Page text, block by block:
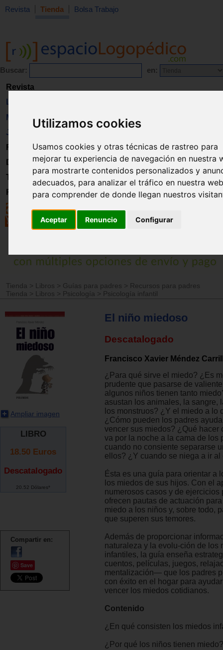
Utilizamos cookies
Usamos cookies y otras técnicas de rastreo para
mejorar tu experiencia de navegación en nuestra
para mostrarte contenidos personalizados y
adecuados, para analizar el tráfico en nuestra
para comprender de donde llegan nuestros
Aceptar Renuncio Configurar
Revista Tienda Bolsa Trabajo
Buscar: en:
Revista
Libros
Material
Juguetes
Formación
Directorio
Trabajo
Registro
Tienda > Libros > Guías para padres > Recursos para padres
Tienda
> Libros > Psicología > Psicología infantil
Ampliar imagen
LIBRO
18.50 Euros
Descatalogado
20.52 Dólares*
Compartir en:
Save
El niño miedoso
Descatalogado
Francisco Xavier Méndez
¿Para qué sirve el miedo? ¿Es
prudente que pasarse de
algunos niños tienen tanto
asustan los animales, la sangre,
los monstruos? ¿Y el miedo a lo
¿Cómo pueden los padres
vencer sus miedos? ¿Qué hacer
va por la noche a la cama de los
cuando no consiente separarse
ellos? ¿Y cuando se niega a ir al
Ésta es una guía para orientar a
los miedos de sus hijos. Con el
numerosos casos y de ejercicios
ofrecen pautas de actuación
miedo a los niños y, sobre todo,
que superen sus temores.
Además de proporcionar
naturaleza y la evolu-ción de los
infantiles, la guía enseña
cuentos, películas, juegos,
mentalización— que los padres
con éxito en el hogar para
vencer los miedos cotidianos.
Contenido
¿En qué consisten los miedos
¿Por qué los niños tienen miedo?